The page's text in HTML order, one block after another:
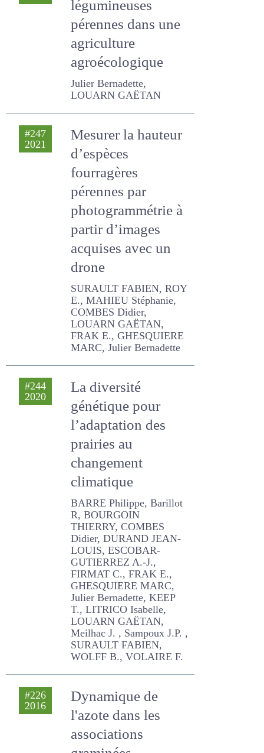
Rôle des
légumineuses
pérennes dans une
agriculture
agroécologique
Mesurer la hauteur
d’espèces
fourragères
pérennes par
photogrammétrie
à partir d’images
acquises avec un
drone
SURAULT FABIEN, ROY E.,
MAHIEU Stéphanie,
COMBES Didier, LOUARN
GAËTAN, FRAK E.,
La diversité
génétique pour
l’adaptation des
prairies au
changement
climatique
BARRE Philippe, Barillot R,
BOURGOIN THIERRY,
COMBES Didier, DURAND
JEAN-LOUIS, ESCOBAR-
GUTIERREZ A.-J., FIRMAT C.,
FRAK E., GHESQUIERE
MARC, Julier Bernadette,
KEEP T., LITRICO Isabelle,
LOUARN GAËTAN, Meilhac
J. , Sampoux J.P. , SURAULT
FABIEN, WOLFF B., VOLAIRE
F.
#226
2016
Dynamique de
l'azote dans les
associations